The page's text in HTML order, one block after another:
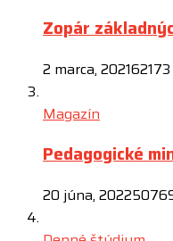
Zopár
2 marca, 2021
Magazín
Pedagogické
20 júna, 2022